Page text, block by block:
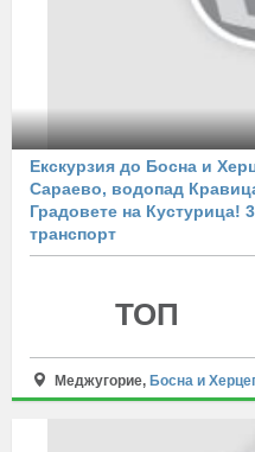
Екскурзия до Босна и
Сараево, водопад
Градовете на Кустурица!
транспорт
ТОП
Меджугорие, Босна и